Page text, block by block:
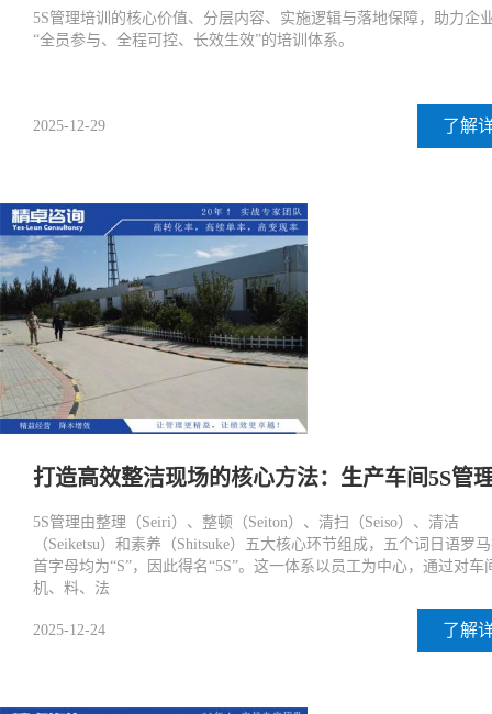
5S管理培训的核心价值、分层内容、实施逻辑与落地保障，助力企
“全员参与、全程可控、长效生效”的培训体系。
2025-12-29 了解
打造高效整洁现场的核心方法：生产车间5S管
5S管理由整理（Seiri）、整顿（Seiton）、清扫（Seiso）、清洁
（Seiketsu）和素养（Shitsuke）五大核心环节组成，五个词日语罗
首字母均为“S”，因此得名“5S”。这一体系以员工为中心，通过对车
机、料、法
2025-12-24 了解